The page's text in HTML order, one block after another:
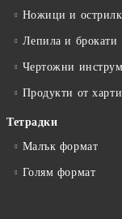
Ножици и
Лепила и брокати
Чертожни
Продукти от
Тетрадки
Малък формат
Голям формат